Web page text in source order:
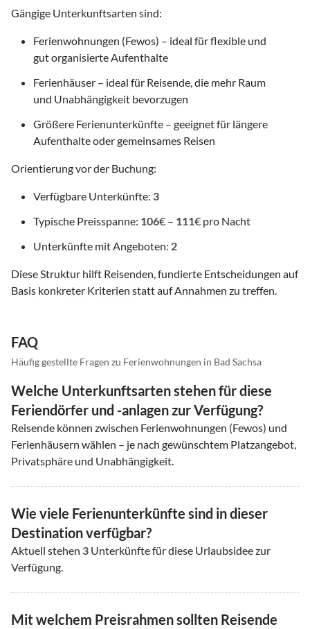
Gängige Unterkunftsarten sind:
Ferienwohnungen (Fewos) – ideal für flexible und
gut organisierte Aufenthalte
Ferienhäuser – ideal für Reisende, die mehr Raum
und Unabhängigkeit bevorzugen
Größere Ferienunterkünfte – geeignet für längere
Aufenthalte oder gemeinsames Reisen
Orientierung vor der Buchung:
Verfügbare Unterkünfte: 3
Typische Preisspanne: 106€ – 111€ pro Nacht
Unterkünfte mit Angeboten: 2
Diese Struktur hilft Reisenden, fundierte Entscheidungen auf
Basis konkreter Kriterien statt auf Annahmen zu treffen.
FAQ
Häufig gestellte Fragen zu Ferienwohnungen in Bad Sachsa
Welche Unterkunftsarten stehen für diese
Feriendörfer und -anlagen zur Verfügung?
Reisende können zwischen Ferienwohnungen (Fewos) und
Ferienhäusern wählen – je nach gewünschtem Platzangebot,
Privatsphäre und Unabhängigkeit.
Wie viele Ferienunterkünfte sind in dieser
Destination verfügbar?
Aktuell stehen 3 Unterkünfte für diese Urlaubsidee zur
Verfügung.
Mit welchem Preisrahmen sollten Reisende